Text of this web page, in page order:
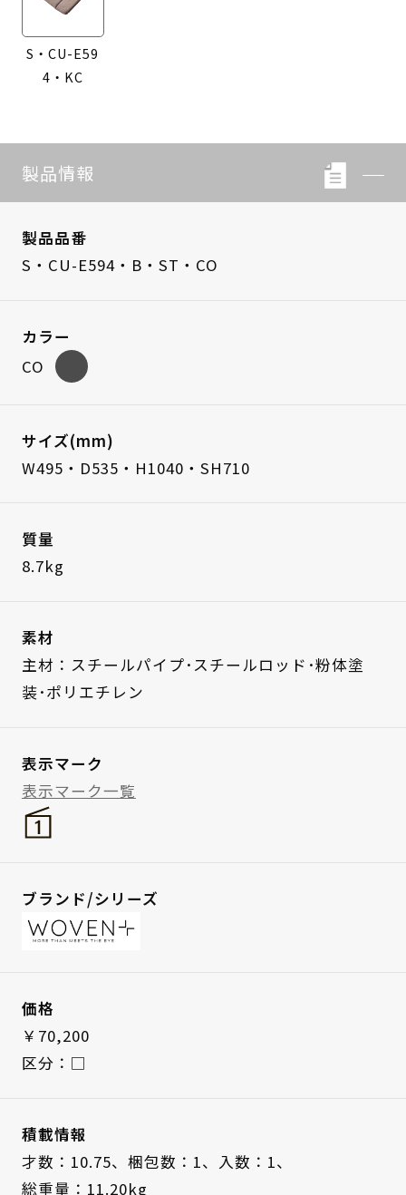
S・CU-E59
4・KC
製品情報
製品品番
S・CU-E594・B・ST・CO
カラー
CO
サイズ(mm)
W495・D535・H1040・SH710
質量
8.7kg
素材
主材：スチールパイプ･スチールロッド･粉体塗
装･ポリエチレン
表示マーク
表示マーク一覧
ブランド/シリーズ
価格
￥70,200
区分：□
積載情報
才数：10.75、 梱包数：1、
入数：1、
総重量：11.20kg